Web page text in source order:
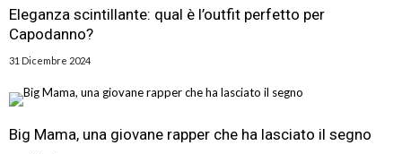
Eleganza scintillante: qual è l’outfit perfetto per
Capodanno?
31 Dicembre 2024
Big Mama, una giovane rapper che ha lasciato il segno